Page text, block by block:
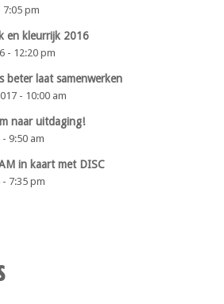
7:05 pm
en kleurrijk 2016
- 12:20 pm
beter laat samenwerken
- 10:00 am
naar uitdaging!
9:50 am
in kaart met DISC
7:35 pm